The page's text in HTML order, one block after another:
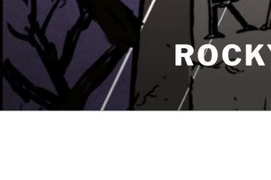
Pular
para
conteúdo